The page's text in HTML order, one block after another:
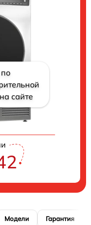
сайте
Модели Гарантия